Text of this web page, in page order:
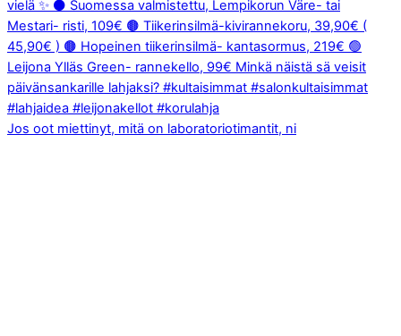
Jos oot miettinyt, mitä on laboratoriotimantit, ni